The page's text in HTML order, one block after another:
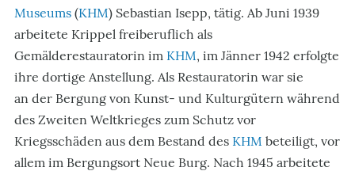
Museums (KHM) Sebastian Isepp, tätig. Ab Juni 1939
arbeitete Krippel freiberuflich als
Gemälderestauratorin im KHM, im Jänner 1942 erfolgte
ihre dortige Anstellung. Als Restauratorin war sie
an der Bergung von Kunst- und Kulturgütern während
des Zweiten Weltkrieges zum Schutz vor
Kriegsschäden aus dem Bestand des KHM beteiligt, vor
allem im Bergungsort Neue Burg. Nach 1945 arbeitete